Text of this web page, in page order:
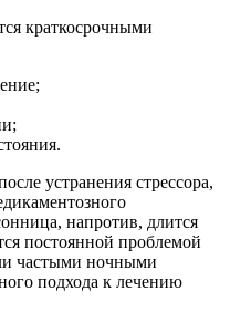
краткосрочными
устранения стрессора,
напротив, длится
постоянной проблемой
частыми ночными
подхода к лечению